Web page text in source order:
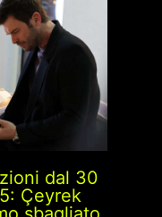
dal 30
Çeyrek